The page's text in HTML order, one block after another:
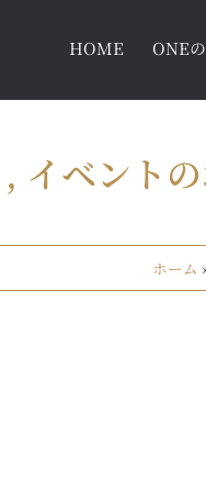
HOME ONE
, イベント
ホーム